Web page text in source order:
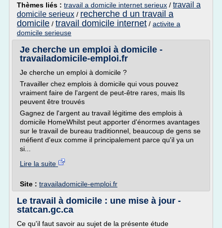
Thèmes liés : travail a domicile internet serieux / travail a
domicile serieux / recherche d un travail a
domicile / travail domicile internet / activite a
domicile serieuse
Je cherche un emploi à domicile -
travailadomicile-emploi.fr
Je cherche un emploi à domicile ?
Travailler chez emplois à domicile qui vous pouvez
vraiment faire de l'argent de peut-être rares, mais Ils
peuvent être trouvés
Gagnez de l'argent au travail légitime des emplois à
domicile HomeWhilst peut apporter d'énormes avantages
sur le travail de bureau traditionnel, beaucoup de gens se
méfient d'eux comme il principalement parce qu'il ya un
si...
Lire la suite
Site : travailadomicile-emploi.fr
Le travail à domicile : une mise à jour -
statcan.gc.ca
Ce qu'il faut savoir au sujet de la présente étude